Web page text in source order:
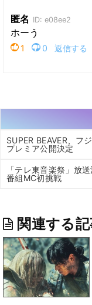
SUPER BEAVER、フ
プレミア公開決定
「テレ東音楽祭」放
番組MC初挑戦
関連する